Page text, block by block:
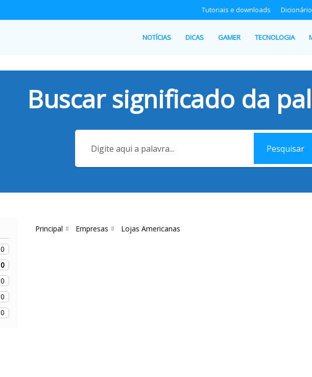
Tutoriais e downloads Dicionário
NOTÍCIAS DICAS GAMER TECNOLOGIA
Buscar significado da
Pesquisar
0
0
0
0
0
Principal Empresas Lojas Americanas